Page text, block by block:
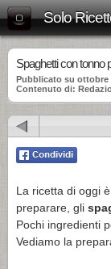
Solo
Spaghetti con tonno
Pubblicato su ottobre
Contenuto di:
La ricetta di oggi
preparare, gli
Pochi ingredienti
Vediamo la